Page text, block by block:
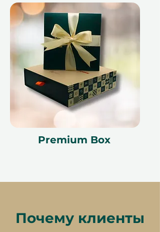
может быть обработано из-за
политики наших партнеров.
Отмена бронирования может
сделать сертификат
недействительным. Условия
могут изменяться.
Premium Box
Почему клиенты